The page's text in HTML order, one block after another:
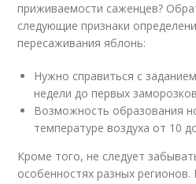
приживаемости саженцев?
следующие признаки
пересаживания яблонь:
Нужно справиться с
недели до первых
Возможность образования
температуре воздуха от 10
Кроме того, не следует
особенностях разных регионов.